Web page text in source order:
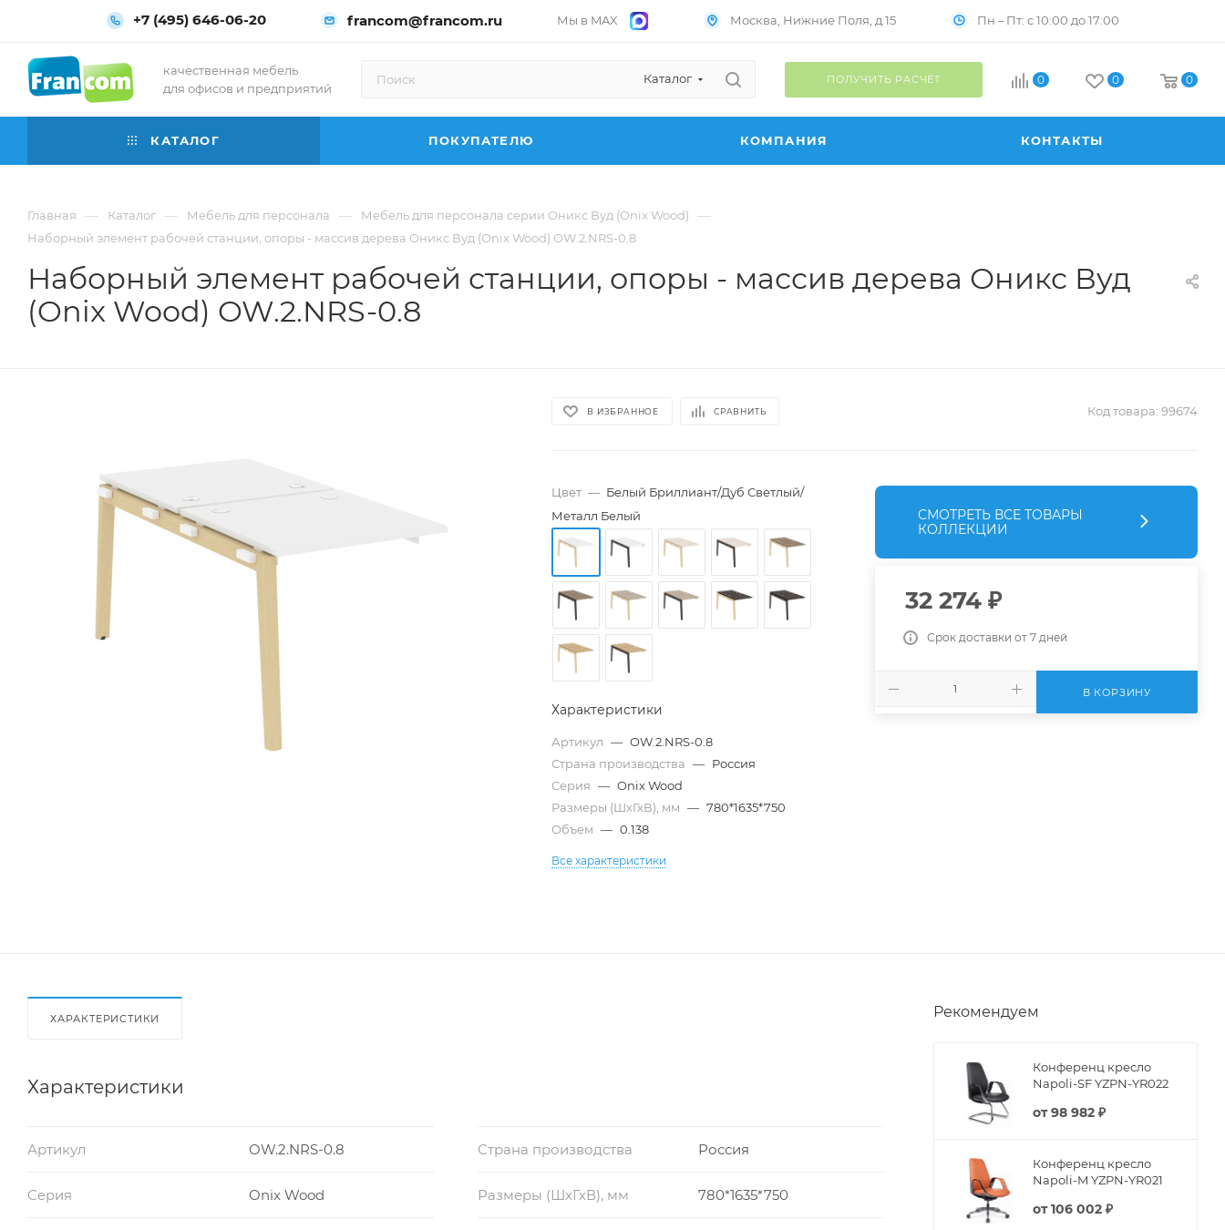
+7 (495) 646-06-20 francom@francom.ru Мы в MAX Москва, Нижние Поля, д.15 Пн – Пт: с 10:00 до 17:00
качественная мебель
для офисов и предприятий
Каталог ПОЛУЧИТЬ РАСЧЁТ 0 0 0
КАТАЛОГ ПОКУПАТЕЛЮ КОМПАНИЯ КОНТАКТЫ
Главная — Каталог — Мебель для персонала — Мебель для персонала серии Оникс Вуд (Onix Wood) —
Наборный элемент рабочей станции, опоры - массив дерева Оникс Вуд (Onix Wood) OW.2.NRS-0.8
Наборный элемент рабочей станции, опоры - массив дерева Оникс Вуд
(Onix Wood) OW.2.NRS-0.8
В ИЗБРАННОЕ СРАВНИТЬ Код товара: 99674
Цвет — Белый Бриллиант/Дуб Светлый/
Металл Белый
Характеристики
Артикул — OW.2.NRS-0.8
Страна производства — Россия
Серия — Onix Wood
Размеры (ШхГхВ), мм — 780*1635*750
Объем — 0.138
Все характеристики
СМОТРЕТЬ ВСЕ ТОВАРЫ
КОЛЛЕКЦИИ
32 274₽
Срок доставки от 7 дней
В КОРЗИНУ
ХАРАКТЕРИСТИКИ
Характеристики
Артикул OW.2.NRS-0.8 Страна производства Россия
Серия Onix Wood Размеры (ШхГхВ), мм 780*1635*750
Рекомендуем
Конференц кресло
Napoli-SF YZPN-YR022
от98 982 ₽
Конференц кресло
Napoli-M YZPN-YR021
от106 002 ₽